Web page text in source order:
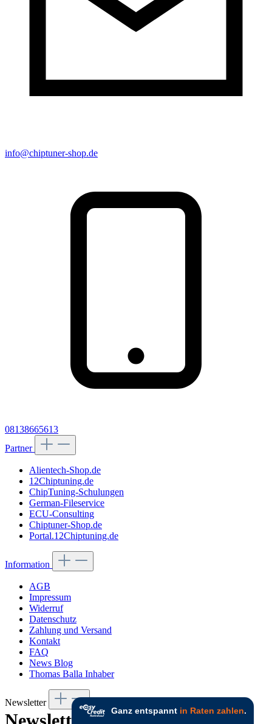
info@chiptuner-shop.de
08138665613
Partner
Alientech-Shop.de
12Chiptuning.de
ChipTuning-Schulungen
German-Fileservice
ECU-Consulting
Chiptuner-Shop.de
Portal.12Chiptuning.de
Information
AGB
Impressum
Widerruf
Datenschutz
Zahlung und Versand
Kontakt
FAQ
News Blog
Thomas Balla Inhaber
Newsletter